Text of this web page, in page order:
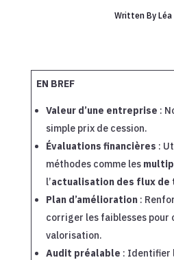
Written By
EN BREF
Valeur d’une entreprise :
simple prix de cession.
Évaluations financières :
méthodes comme les
l’actualisation des flux
Plan d’amélioration:
corriger les faiblesses pour
valorisation.
Audit préalable : Identifier